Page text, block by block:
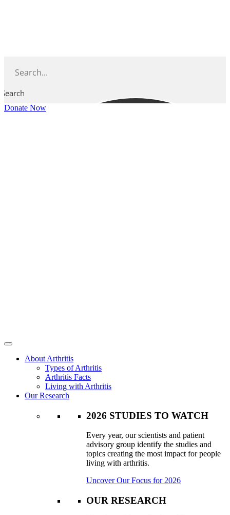
Search
Donate Now
About Arthritis
Types of Arthritis
Arthritis Facts
Living with Arthritis
Our Research
2026 STUDIES TO WATCH
Every year, our scientists and patient
advisory group identify the studies and
topics creating the most impact for people
living with arthritis.
Uncover Our Focus for 2026
OUR RESEARCH